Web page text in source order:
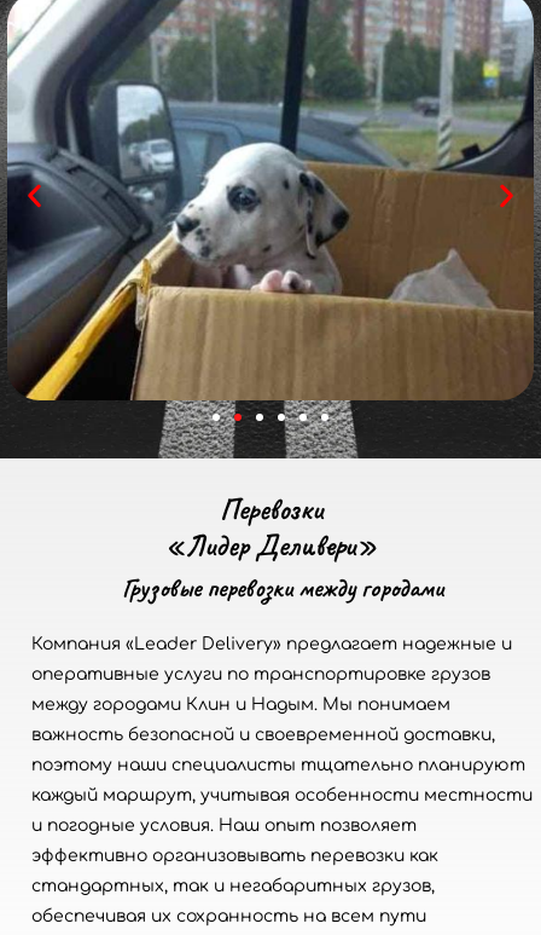
Перевозки
«Лидер Деливери»
Грузовые перевозки между городами
Компания «Leader Delivery» предлагает надежные и
оперативные услуги по транспортировке грузов
между городами Клин и Надым. Мы понимаем
важность безопасной и своевременной доставки,
поэтому наши специалисты тщательно планируют
каждый маршрут, учитывая особенности местности
и погодные условия. Наш опыт позволяет
эффективно организовывать перевозки как
стандартных, так и негабаритных грузов,
обеспечивая их сохранность на всем пути